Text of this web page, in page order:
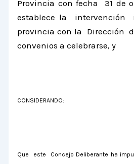
Provincia con fecha 31 de
establece la intervención
provincia con la Dirección
convenios a celebrarse, y
CONSIDERANDO:
Que este Concejo Deliberante ha